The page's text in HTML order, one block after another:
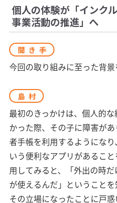
個人の体験が「インク
事業活動の推進」へ
聞き手
今回の取り組みに至った背景
島村
最初のきっかけは、個人的
かった際、その子に障害が
者手帳を利用するようにな
いう便利なアプリがあるこ
用してみると、「外出の時
が使えるんだ」ということ
その立場になったことに戸